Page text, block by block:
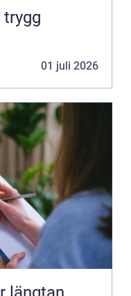
01 juli 2026